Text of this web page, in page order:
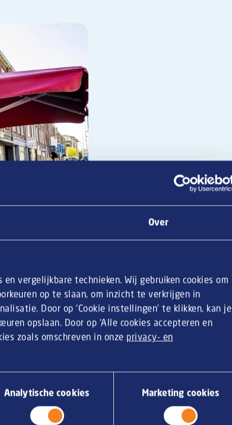
Over
vergelijkbare technieken. Wij gebruiken cookies om
op te slaan, om inzicht te verkrijgen in
Door op ‘Cookie instellingen’ te klikken, kan je
opslaan. Door op ‘Alle cookies accepteren en
zoals omschreven in onze privacy- en
Analytische cookies Marketing cookies
lekkere mayonaise en een goede snack,”
zijn: kroket, frikandel en
het assortiment toegevoegd. Ook de
op het menu. Of eigenlijk – in het